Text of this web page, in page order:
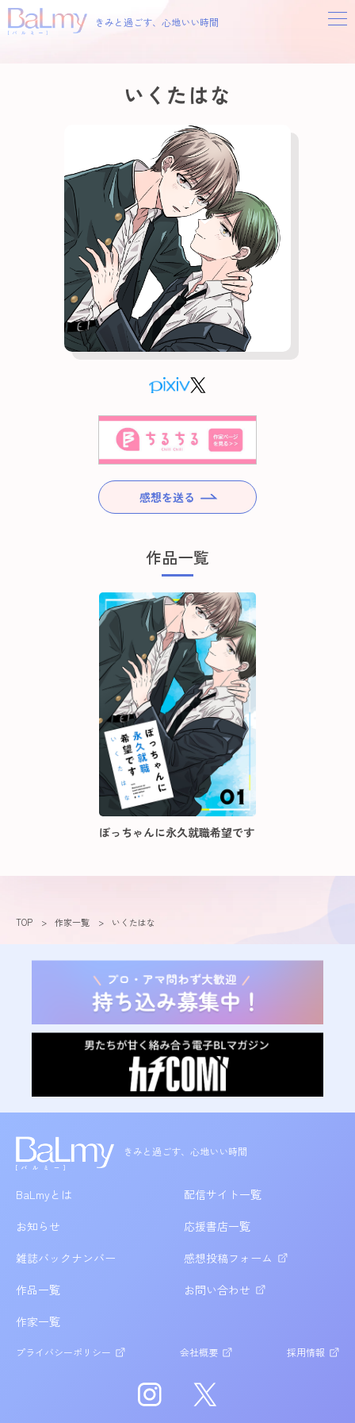
きみと過ごす、心地いい時間
いくたはな
感想を送る
作品一覧
ぼっちゃんに永久就職希望です
TOP 作家一覧 いくたはな
きみと過ごす、心地いい時間
BaLmyとは
お知らせ
雑誌バックナンバー
作品一覧
作家一覧
配信サイト一覧
応援書店一覧
感想投稿フォーム
お問い合わせ
プライバシーポリシー 会社概要 採用情報